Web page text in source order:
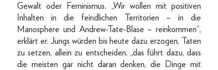
Gewalt oder Feminismus. „Wir wollen mit positiven
Inhalten in die feindlichen Territorien – in die
Manosphere und Andrew-Tate-Blase – reinkommen“,
erklärt er. Jungs würden bis heute dazu erzogen, Taten
zu setzen, allein zu entscheiden, „das führt dazu, dass
die meisten gar nicht daran denken, die Dinge mit